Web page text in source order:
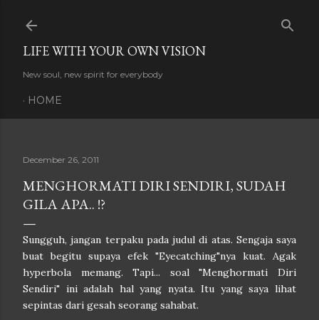
LIFE WITH YOUR OWN VISION
New soul, new spirit for everybody
HOME
December 26, 2011
MENGHORMATI DIRI SENDIRI, SUDAH
GILA APA.. !?
Sungguh, jangan terpaku pada judul di atas. Sengaja saya
buat begitu supaya efek "Eyecatching"nya kuat. Agak
hyperbola memang. Tapi... soal "Menghormati Diri
Sendiri" ini adalah hal yang nyata. Itu yang saya lihat
sepintas dari gesah seorang sahabat.